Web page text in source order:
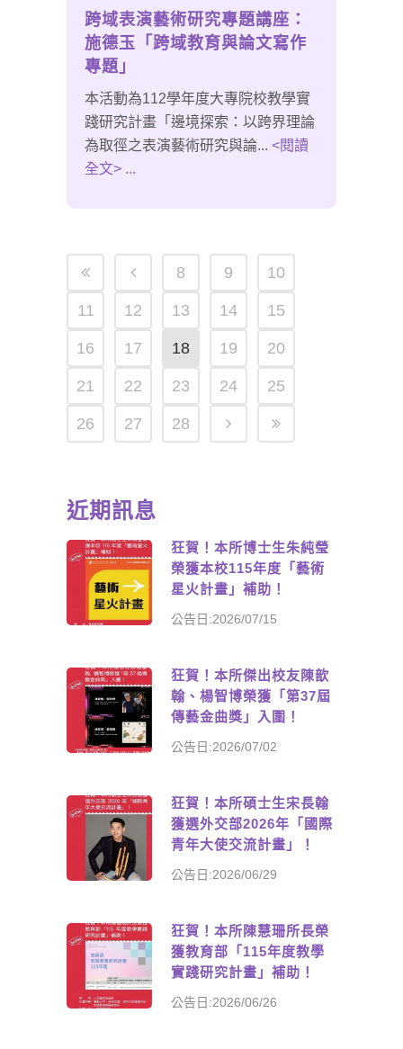
跨域表演藝術研究專題講座：
施德玉「跨域教育與論文寫作
專題」
本活動為112學年度大專院校教學實
踐研究計畫「邊境探索：以跨界理論
為取徑之表演藝術研究與論...
<閱讀
全文> ...
8 9 10
11 12 13 14 15
16 17 18 19 20
21 22 23 24 25
26 27 28
近期訊息
狂賀！本所博士生朱純瑩
榮獲本校115年度「藝術
星火計畫」補助！
公告日:2026/07/15
狂賀！本所傑出校友陳歆
翰、楊智博榮獲「第37屆
傳藝金曲獎」入圍！
公告日:2026/07/02
狂賀！本所碩士生宋長翰
獲選外交部2026年「國際
青年大使交流計畫」！
公告日:2026/06/29
狂賀！本所陳慧珊所長榮
獲教育部「115年度教學
實踐研究計畫」補助！
公告日:2026/06/26